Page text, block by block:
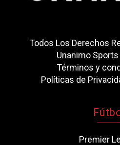
Todos Los Derechos
Unanimo Sports
Términos y
Políticas de
Premier